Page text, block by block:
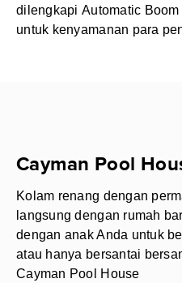
dilengkapi Automatic
untuk kenyamanan para
Cayman Pool
Kolam renang dengan
langsung dengan rumah
dengan anak Anda untuk
atau hanya bersantai
Cayman Pool House